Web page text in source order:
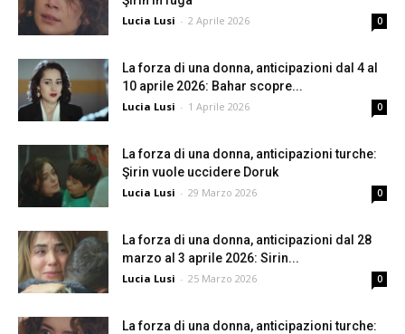
Lucia Lusi - 2 Aprile 2026 0
La forza di una donna, anticipazioni dal 4 al
10 aprile 2026: Bahar scopre...
Lucia Lusi - 1 Aprile 2026 0
La forza di una donna, anticipazioni turche:
Şirin vuole uccidere Doruk
Lucia Lusi - 29 Marzo 2026 0
La forza di una donna, anticipazioni dal 28
marzo al 3 aprile 2026: Sirin...
Lucia Lusi - 25 Marzo 2026 0
La forza di una donna, anticipazioni turche: